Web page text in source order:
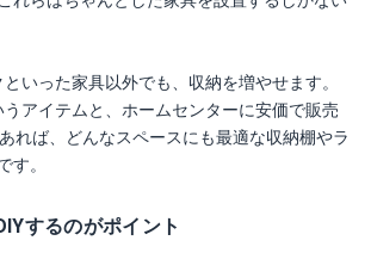
いった家具以外でも、収納を増やせます。
アイテムと、ホームセンターに安価で販売
れば、どんなスペースにも最適な収納棚やラ
す。
するのがポイント